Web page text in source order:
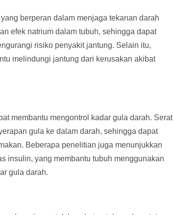
berperan dalam menjaga tekanan darah
efek natrium dalam tubuh, sehingga dapat
risiko penyakit jantung. Selain itu,
melindungi jantung dari kerusakan akibat
membantu mengontrol kadar gula darah. Serat
gula ke dalam darah, sehingga dapat
Beberapa penelitian juga menunjukkan
insulin, yang membantu tubuh menggunakan
gula darah.